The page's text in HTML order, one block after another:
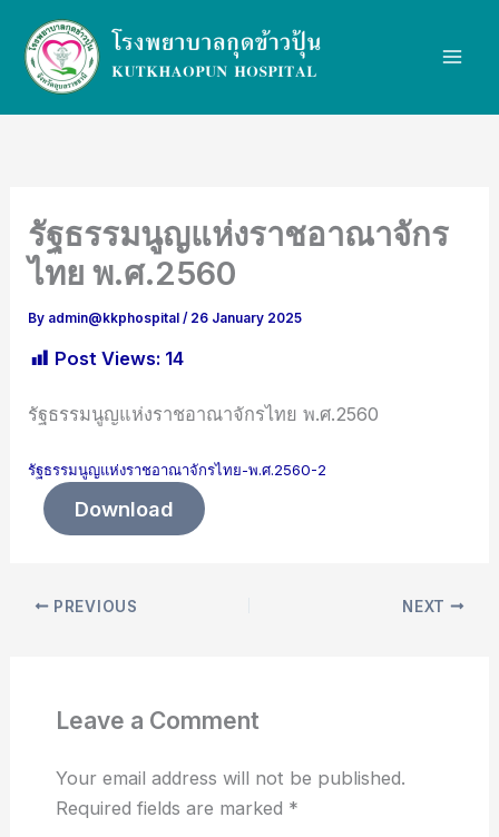
content
รัฐธรรมนูญแห่งราชอาณาจักร
ไทย พ.ศ.2560
By admin@kkphospital/ 26 January 2025
Post Views: 14
รัฐธรรมนูญแห่งราชอาณาจักรไทย พ.ศ.2560
รัฐธรรมนูญแห่งราชอาณาจักรไทย-พ.ศ.2560-2
Download
PREVIOUS NEXT
Leave a Comment
Your email address will not be published.
Required fields are marked *